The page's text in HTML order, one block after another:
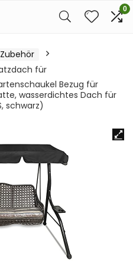
0
für
Bezug für
wasserdichtes Dach für
schwarz)